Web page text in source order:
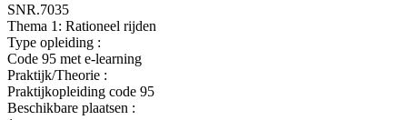
SNR.7035
Thema 1: Rationeel rijden
Type opleiding :
Code 95 met e-learning
Praktijk/Theorie :
Praktijkopleiding code 95
Beschikbare plaatsen :